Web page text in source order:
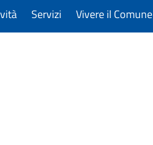
Servizi Vivere il Comune